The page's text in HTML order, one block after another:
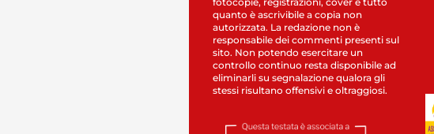
quanto è ascrivibile a copia non
autorizzata. La redazione non è
responsabile dei commenti presenti sul
sito. Non potendo esercitare un
controllo continuo resta disponibile ad
eliminarli su segnalazione qualora gli
stessi risultano offensivi e oltraggiosi.